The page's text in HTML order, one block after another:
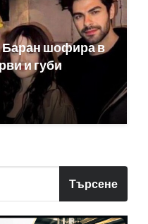
Баран шофира в
и губи
Търсене